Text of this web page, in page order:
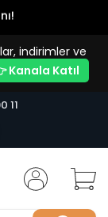
indirimler ve
Kanala Katıl
11